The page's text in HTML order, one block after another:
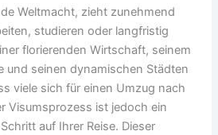
Weltmacht, zieht zunehmend
studieren oder langfristig
florierenden Wirtschaft, seinem
und seinen dynamischen Städten
viele sich für einen Umzug nach
Visumsprozess ist jedoch ein
auf Ihrer Reise. Dieser